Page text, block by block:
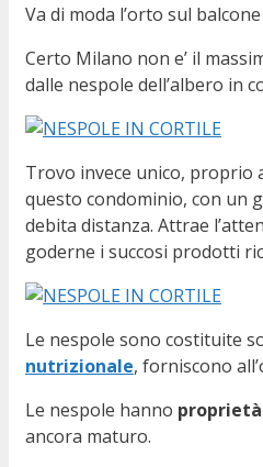
Va di moda l’orto sul
Certo Milano non e’ il
dalle nespole dell’albero in
Trovo invece unico, proprio
questo condominio, con un
debita distanza. Attrae
goderne i succosi prodotti
Le nespole sono costituite
nutrizionale, forniscono
Le nespole hanno
ancora maturo.